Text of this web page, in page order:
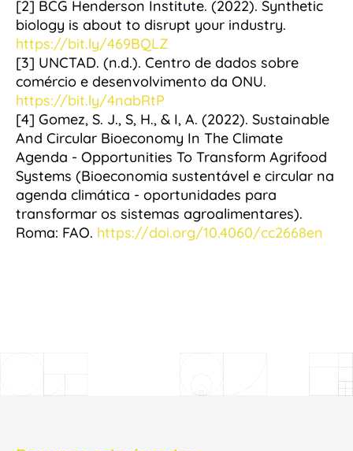
[2] BCG Henderson Institute. (2022). Synthetic
biology is about to disrupt your industry.
https://bit.ly/469BQLZ
[3] UNCTAD. (n.d.). Centro de dados sobre
comércio e desenvolvimento da ONU.
https://bit.ly/4nabRtP
[4] Gomez, S. J., S, H., & I, A. (2022). Sustainable
And Circular Bioeconomy In The Climate
Agenda - Opportunities To Transform Agrifood
Systems (Bioeconomia sustentável e circular na
agenda climática - oportunidades para
transformar os sistemas agroalimentares).
Roma: FAO. https://doi.org/10.4060/cc2668en